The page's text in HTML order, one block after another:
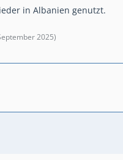
in Albanien genutzt.
2025)